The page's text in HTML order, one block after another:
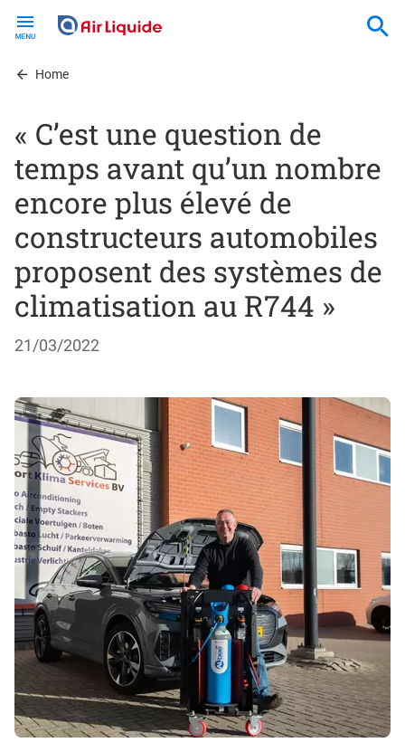
contentHome
« C’est une question de
temps avant qu’un nombre
encore plus élevé de
constructeurs automobiles
proposent des systèmes de
climatisation au R744 »
21/03/2022